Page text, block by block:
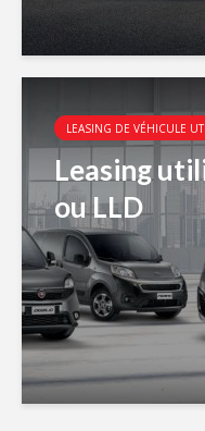
LEASING DE VÉHICULE
Leasing
ou LLD